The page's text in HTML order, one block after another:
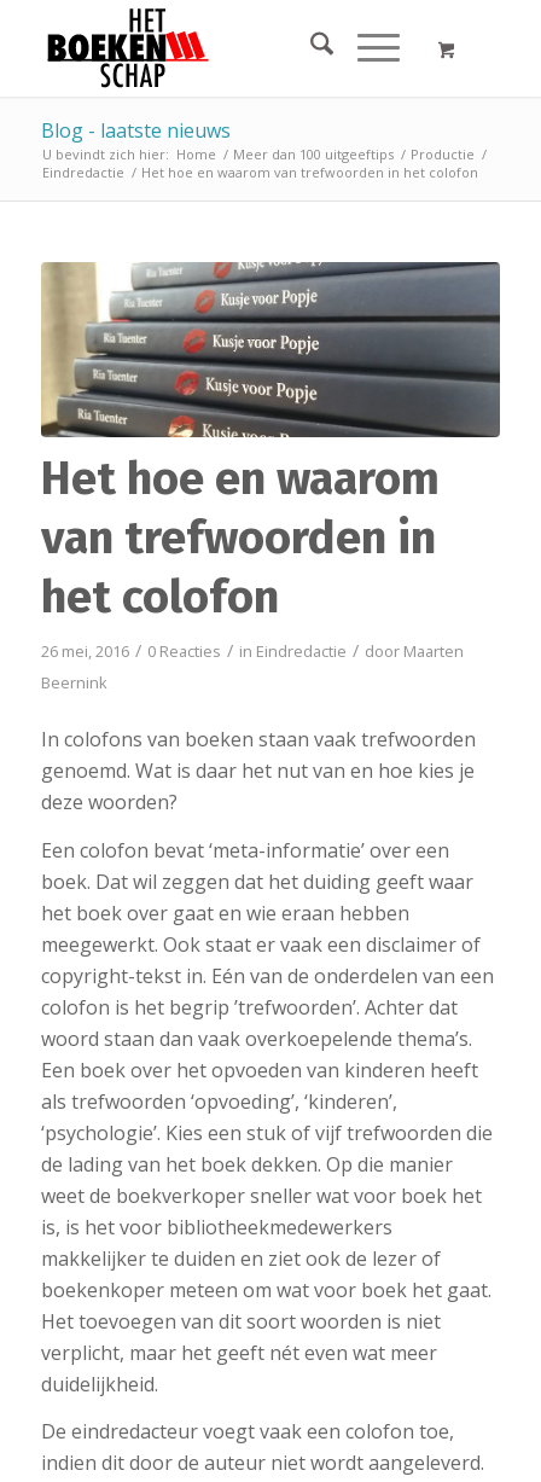
Blog - laatste nieuws
U bevindt zich hier: Home / Meer dan 100 uitgeeftips / Productie /
Eindredactie / Het hoe en waarom van trefwoorden in het colofon
Het hoe en waarom
van trefwoorden in
het colofon
26 mei, 2016 / 0 Reacties / in Eindredactie / door Maarten
Beernink
In colofons van boeken staan vaak trefwoorden
genoemd. Wat is daar het nut van en hoe kies je
deze woorden?
Een colofon bevat ‘meta-informatie’ over een
boek. Dat wil zeggen dat het duiding geeft waar
het boek over gaat en wie eraan hebben
meegewerkt. Ook staat er vaak een disclaimer of
copyright-tekst in. Eén van de onderdelen van een
colofon is het begrip ’trefwoorden’. Achter dat
woord staan dan vaak overkoepelende thema’s.
Een boek over het opvoeden van kinderen heeft
als trefwoorden ‘opvoeding’, ‘kinderen’,
‘psychologie’. Kies een stuk of vijf trefwoorden die
de lading van het boek dekken. Op die manier
weet de boekverkoper sneller wat voor boek het
is, is het voor bibliotheekmedewerkers
makkelijker te duiden en ziet ook de lezer of
boekenkoper meteen om wat voor boek het gaat.
Het toevoegen van dit soort woorden is niet
verplicht, maar het geeft nét even wat meer
duidelijkheid.
De eindredacteur voegt vaak een colofon toe,
indien dit door de auteur niet wordt aangeleverd.